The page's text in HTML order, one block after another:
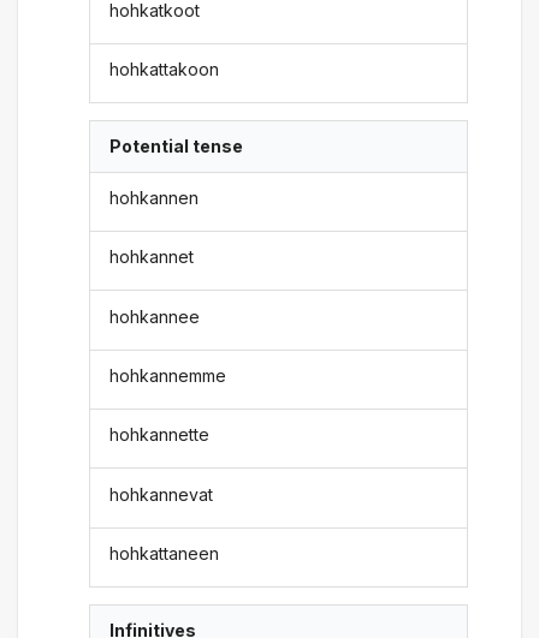
hohkatkoot
hohkattakoon
Potential tense
hohkannen
hohkannet
hohkannee
hohkannemme
hohkannette
hohkannevat
hohkattaneen
Infinitives